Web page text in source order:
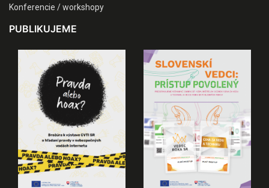
Konferencie / workshopy
PUBLIKUJEME